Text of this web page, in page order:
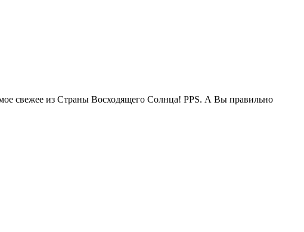
свежее из Страны Восходящего Солнца! PPS. А Вы правильно